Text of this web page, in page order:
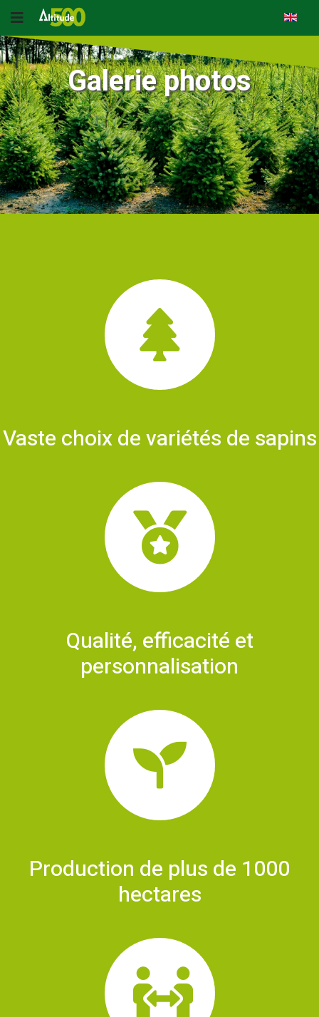
Galerie photos
Vaste choix de variétés de sapins
Qualité, efficacité et
personnalisation
Production de plus de 1000
hectares